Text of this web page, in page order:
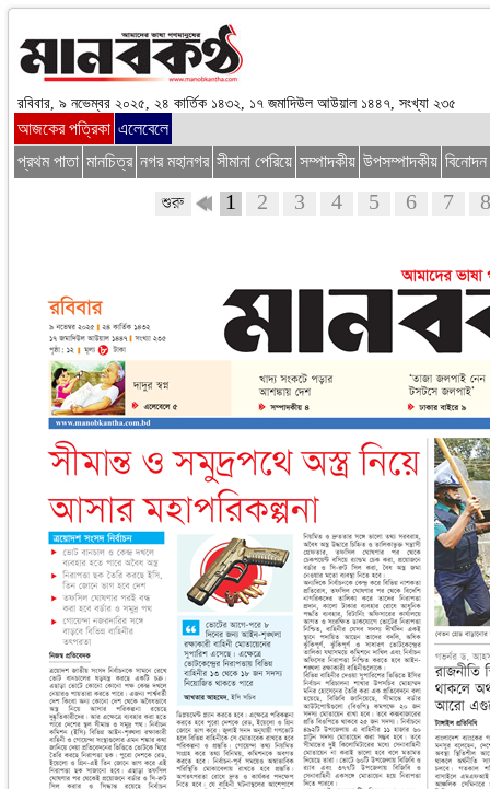
রবিবার, ৯ নভেম্বর ২০২৫, ২৪ কার্তিক ১৪৩২, ১৭ জমাদিউল আউয়াল ১৪৪৭, সংখ্যা ২৩৫
আজকের পত্রিকা
প্রথম পাতা মানচিত্র নগর মহানগর সীমানা পেরিয়ে সম্পাদকীয় উপসম্পাদকীয় বিনোদন
এলেবেলে
1 2 3 4 5 6 7 8